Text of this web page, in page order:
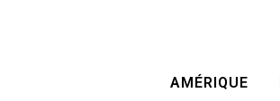
AMÉRIQUE